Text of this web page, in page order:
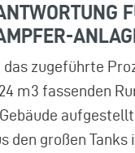
zugeführte
m3 fassenden
den großen Tanks